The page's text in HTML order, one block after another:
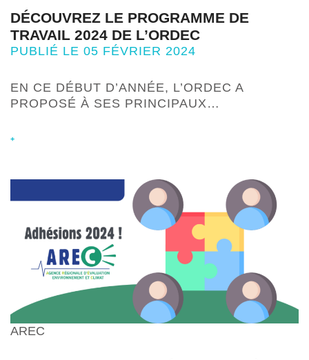
DÉCOUVREZ LE PROGRAMME DE
TRAVAIL 2024 DE L’ORDEC
PUBLIÉ LE 05 FÉVRIER 2024
EN CE DÉBUT D’ANNÉE, L’ORDEC A
PROPOSÉ À SES PRINCIPAUX…
+
AREC